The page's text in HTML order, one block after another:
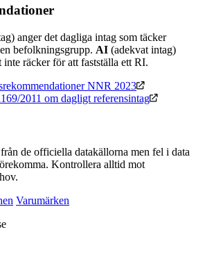
anger det dagliga intag som täcker
befolkningsgrupp. AI (adekvat intag)
inte räcker för att fastställa ett RI.
NNR 2023
2011 om dagligt referensintag
de officiella datakällorna men fel i data
Kontrollera alltid mot
Varumärken